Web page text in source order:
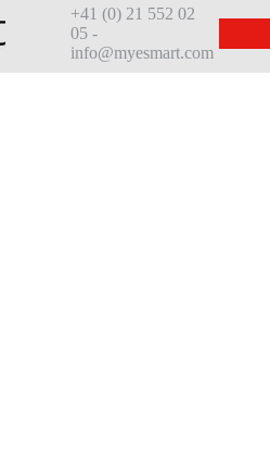
+41 (0) 21 552 02
05 -
info@myesmart.com